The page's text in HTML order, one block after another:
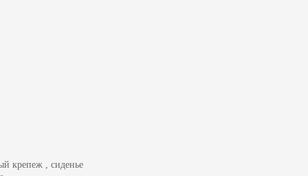
крепеж , сиденье